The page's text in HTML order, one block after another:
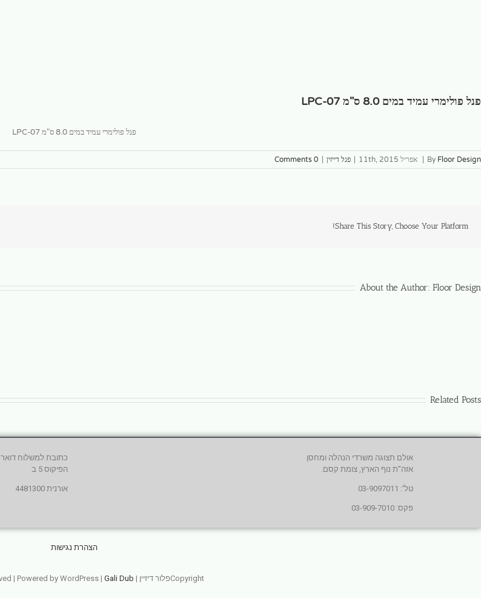
פנל פולימרי עמיד במים 8.0 ס"מ LPC-07
פנל פולימרי עמיד במים 8.0 ס"מ LPC-07
By Floor Design אפריל 11th, 2015 פנל דייזין 0 Comments
Share This Story, Choose Your Platform!
About the Author: Floor Design
Related Posts
אולם תצוגה משרדי הנהלה ומחסן
אזה"ת נוף הארץ, צומת קסם.
טל': 03-9097011
פקס: 03-909-7010
כתובת למשלוח דואר
הפיקוס 5 ב
אורנית 4481300
הצהרת נגישות
Copyrightפלור דיזיין | All Rights Reserved | Powered by WordPress | Gali Dub